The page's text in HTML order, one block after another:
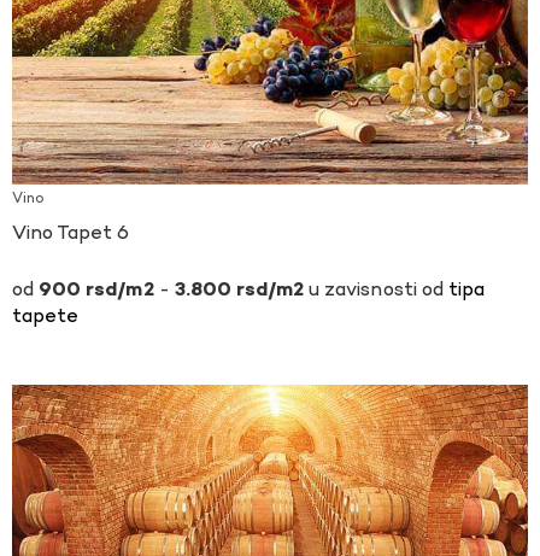
Vino
Vino Tapet 6
900 rsd - 3.800 rsd u zavisnosti od tipa
tapete